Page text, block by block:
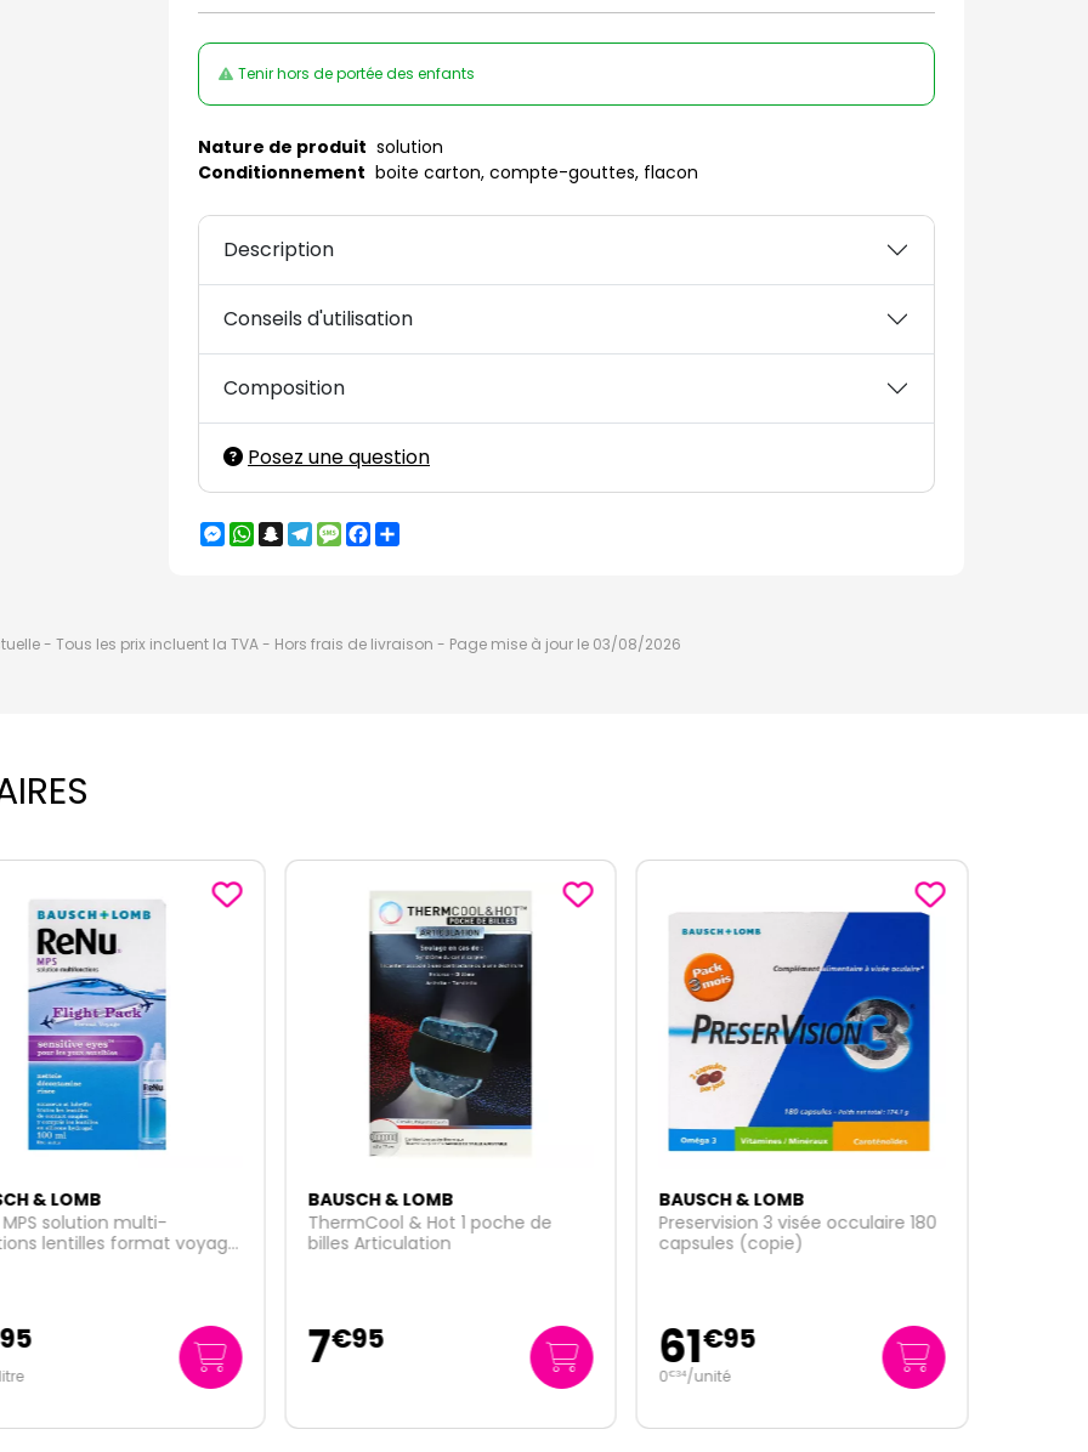
Tenir hors de portée des enfants
Nature de produit solution
Conditionnement boite carton, compte-gouttes, flacon
Description
Conseils d'utilisation
Composition
Posez une question
Messenger
WhatsApp
Snapchat
Telegram
MessageFacebook
- Tous les prix incluent la TVA - Hors frais de livraison - Page mise à jour le 03/08/2026
& LOMB
MPS solution multi-
lentilles format voyage
BAUSCH & LOMB
ThermCool & Hot 1 poche de
billes Articulation
7€95
BAUSCH & LOMB
Preservision 3 visée occulaire 180
capsules (copie)
61€95
0€34/unité